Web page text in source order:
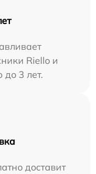
Riello и
до 3 лет.
доставит